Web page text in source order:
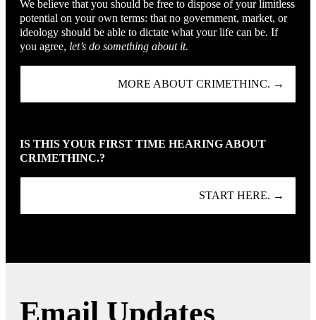
We believe that you should be free to dispose of your limitless
potential on your own terms: that no government, market, or
ideology should be able to dictate what your life can be. If
you agree, let’s do something about it.
MORE ABOUT CRIMETHINC. →
IS THIS YOUR FIRST TIME HEARING ABOUT
CRIMETHINC.?
START HERE. →
Email Updates